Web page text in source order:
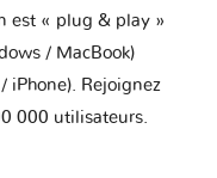
est « plug & play »
/ MacBook)
iPhone). Rejoignez
000 utilisateurs.